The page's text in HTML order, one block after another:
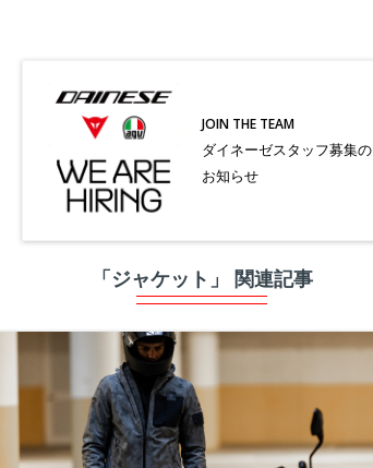
JOIN THE TEAM
ダイネーゼスタッフ募集の
お知らせ
「ジャケット」 関連記事